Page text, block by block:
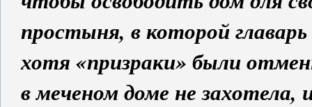
простыня, в которой
хотя «призраки» были
в меченом доме не захотела,